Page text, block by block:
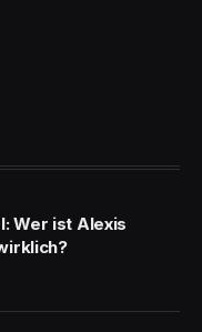
Wer ist Alexis